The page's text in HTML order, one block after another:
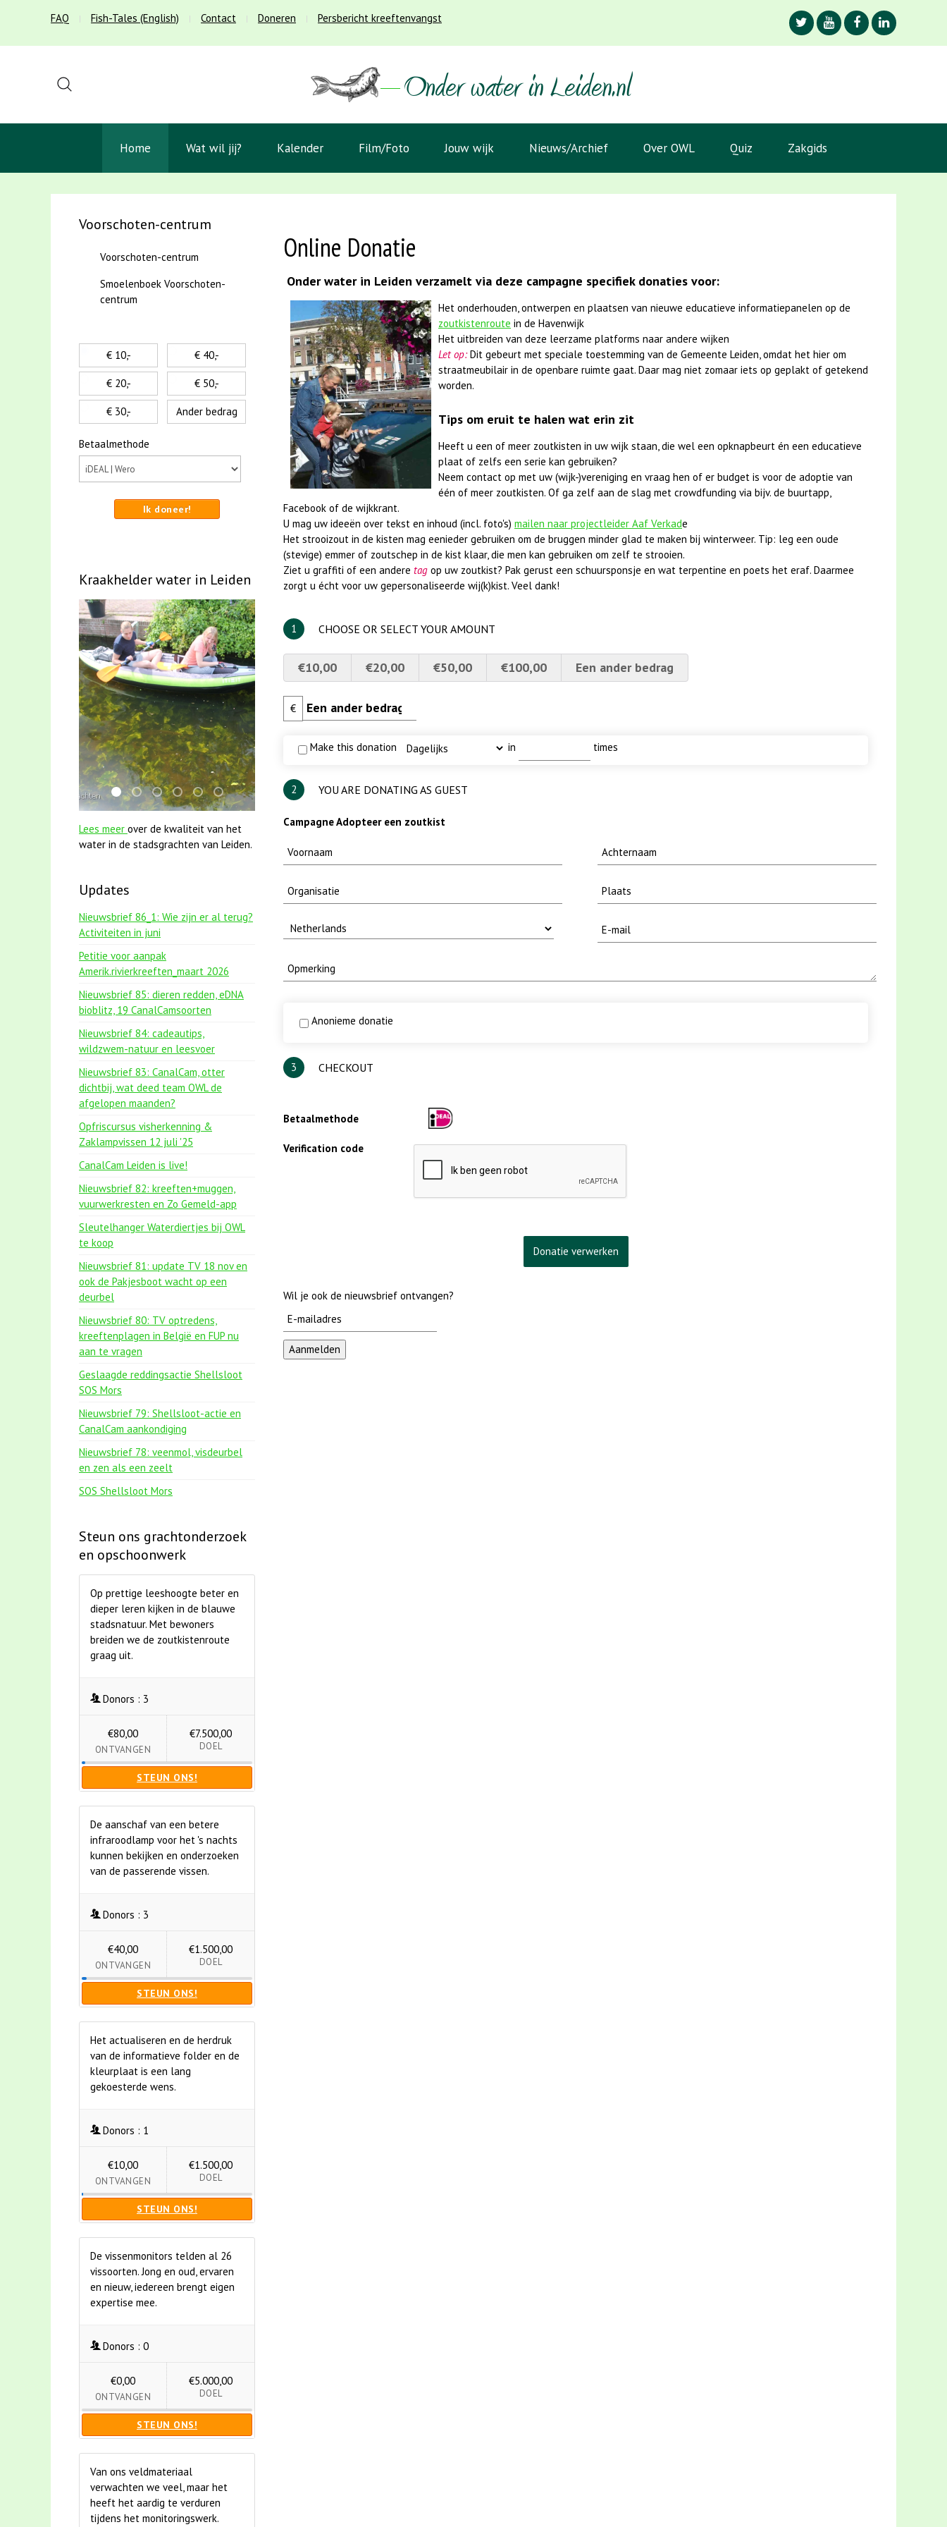
FAQ Fish-Tales (English) Contact Doneren Persbericht kreeftenvangst
Home Wat wil jij? Kalender Film/Foto Jouw wijk Nieuws/Archief Over OWL Quiz Zakgids
Online Donatie
Onder water in Leiden verzamelt via deze campagne specifiek donaties voor:
Het onderhouden, ontwerpen en plaatsen van nieuwe educatieve informatiepanelen op de
zoutkistenroute in de Havenwijk
Het uitbreiden van deze leerzame platforms naar andere wijken
Let op:Dit gebeurt met speciale toestemming van de Gemeente Leiden, omdat het hier om
straatmeubilair in de openbare ruimte gaat. Daar mag niet zomaar iets op geplakt of getekend
worden.
Tips om eruit te halen wat erin zit
Heeft u een of meer zoutkisten in uw wijk staan, die wel een opknapbeurt én een educatieve
plaat of zelfs een serie kan gebruiken?
Neem contact op met uw (wijk-)vereniging en vraag hen of er budget is voor de adoptie van
één of meer zoutkisten. Of ga zelf aan de slag met crowdfunding via bijv. de buurtapp,
Facebook of de wijkkrant.
U mag uw ideeën over tekst en inhoud (incl. foto's) mailen naar projectleider Aaf Verkade
Het strooizout in de kisten mag eenieder gebruiken om de bruggen minder glad te maken bij winterweer. Tip: leg een oude
(stevige) emmer of zoutschep in de kist klaar, die men kan gebruiken om zelf te strooien.
Ziet u graffiti of een andere tag op uw zoutkist? Pak gerust een schuursponsje en wat terpentine en poets het eraf. Daarmee
zorgt u écht voor uw gepersonaliseerde wij(k)kist. Veel dank!
1 CHOOSE OR SELECT YOUR AMOUNT
€10,00 €20,00 €50,00 €100,00 Een ander bedrag
€
Make this donation in times
2 YOU ARE DONATING AS GUEST
Campagne Adopteer een zoutkist
Anonieme donatie
3 CHECKOUT
Betaalmethode
Verification code
Wil je ook de nieuwsbrief ontvangen?
Voorschoten-centrum
Voorschoten-centrum
Smoelenboek Voorschoten-
centrum
€ 10,-
€ 20,-
€ 30,-
€ 40,-
€ 50,-
Ander bedrag
Betaalmethode
Ik doneer!
Kraakhelder water in Leiden
mei2021 1 snoekje elly
mei2021 watervogelmethode fuut met baars
jun2021 28 brasem en rietvoorns 4a verscherpt
karper met kattenklimtouw
jun2021 zaklv 5 snoekje MOOI
smoelenboek fifi en karper nieuwsbrief-
Lees meer over de kwaliteit van het
water in de stadsgrachten van Leiden.
Updates
Nieuwsbrief 86_1: Wie zijn er al terug?
Activiteiten in juni
Petitie voor aanpak
Amerik.rivierkreeften_maart 2026
Nieuwsbrief 85: dieren redden, eDNA
bioblitz, 19 CanalCamsoorten
Nieuwsbrief 84: cadeautips,
wildzwem-natuur en leesvoer
Nieuwsbrief 83: CanalCam, otter
dichtbij, wat deed team OWL de
afgelopen maanden?
Opfriscursus visherkenning &
Zaklampvissen 12 juli '25
CanalCam Leiden is live!
Nieuwsbrief 82: kreeften+muggen,
vuurwerkresten en Zo Gemeld-app
Sleutelhanger Waterdiertjes bij OWL
te koop
Nieuwsbrief 81: update TV 18 nov en
ook de Pakjesboot wacht op een
deurbel
Nieuwsbrief 80: TV optredens,
kreeftenplagen in België en FUP nu
aan te vragen
Geslaagde reddingsactie Shellsloot
SOS Mors
Nieuwsbrief 79: Shellsloot-actie en
CanalCam aankondiging
Nieuwsbrief 78: veenmol, visdeurbel
en zen als een zeelt
SOS Shellsloot Mors
Steun ons grachtonderzoek
en opschoonwerk
Op prettige leeshoogte beter en
dieper leren kijken in de blauwe
stadsnatuur. Met bewoners
breiden we de zoutkistenroute
graag uit.
Donors : 3
€80,00
ONTVANGEN
€7.500,00
DOEL
STEUN ONS!
De aanschaf van een betere
infraroodlamp voor het 's nachts
kunnen bekijken en onderzoeken
van de passerende vissen.
Donors : 3
€40,00
ONTVANGEN
€1.500,00
DOEL
STEUN ONS!
Het actualiseren en de herdruk
van de informatieve folder en de
kleurplaat is een lang
gekoesterde wens.
Donors : 1
€10,00
ONTVANGEN
€1.500,00
DOEL
STEUN ONS!
De vissenmonitors telden al 26
vissoorten. Jong en oud, ervaren
en nieuw, iedereen brengt eigen
expertise mee.
Donors : 0
€0,00
ONTVANGEN
€5.000,00
DOEL
STEUN ONS!
Van ons veldmateriaal
verwachten we veel, maar het
heeft het aardig te verduren
tijdens het monitoringswerk.